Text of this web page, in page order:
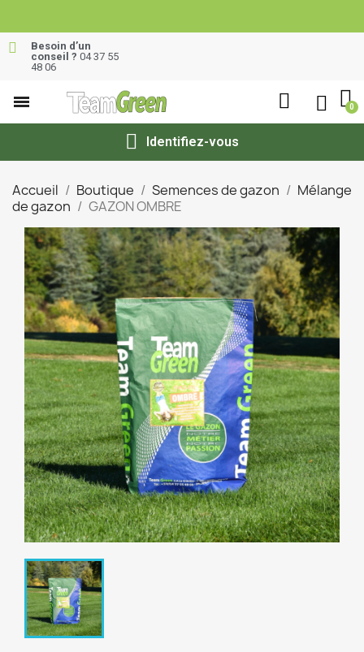
Besoin d’un
conseil ? 04 37 55
48 06
Identifiez-vous
Accueil Boutique Semences de gazon
Mélange
de gazon
GAZON OMBRE